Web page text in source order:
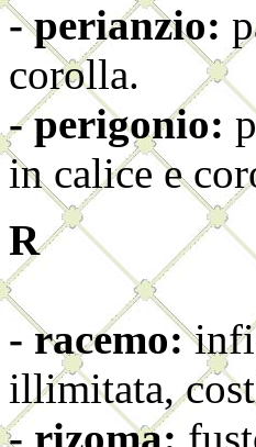
- perianzio:
corolla.
- perigonio:
in calice e
R
- racemo:
illimitata,